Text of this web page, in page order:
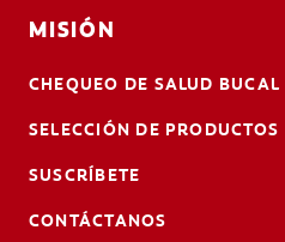
MISIÓN
CHEQUEO DE SALUD BUCAL
SELECCIÓN DE PRODUCTOS
SUSCRÍBETE
CONTÁCTANOS